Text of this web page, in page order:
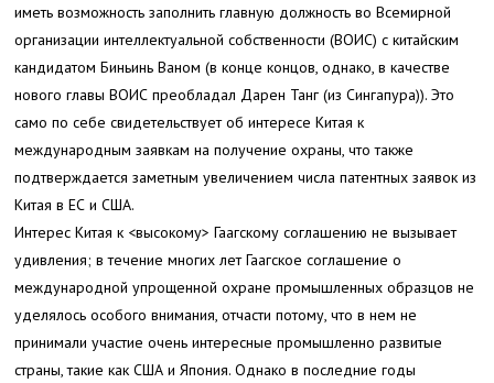
иметь возможность заполнить главную должность во Всемирной
организации интеллектуальной собственности (ВОИС) с китайским
кандидатом Биньинь Ваном (в конце концов, однако, в качестве
нового главы ВОИС преобладал Дарен Танг (из Сингапура)). Это
само по себе свидетельствует об интересе Китая к
международным заявкам на получение охраны, что также
подтверждается заметным увеличением числа патентных заявок из
Китая в ЕС и США.
Интерес Китая к <высокому> Гаагскому соглашению не вызывает
удивления; в течение многих лет Гаагское соглашение о
международной упрощенной охране промышленных образцов не
уделялось особого внимания, отчасти потому, что в нем не
принимали участие очень интересные промышленно развитые
страны, такие как США и Япония. Однако в последние годы